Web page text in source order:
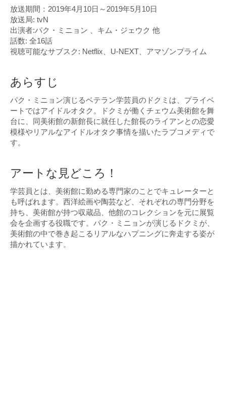
放送期間：2019年4月10日～2019年5月10日
放送局: tvN
出演者:パク・ミニョン 、キム・ジェウク 他
話数: 全16話
視聴可能なサブスク: Netflix、U-NEXT、アマゾンプライム
あらすじ
パク・ミニョン演じるベテラン学芸員のドクミは、プライベ
ートではアイドルオタク。ドクミが働くチェウム美術館を舞
台に、同美術館の新館長に就任した館長のライアンとの恋愛
模様やリアルなアイドルオタク事情を描いたラブコメディで
す。
アートな見どころ！
学芸員とは、美術館に勤める専門家のことでキュレーターと
も呼ばれます。西洋絵画や陶芸など、それぞれの専門分野を
持ち、美術館が持つ収蔵品、他館のコレクションを元に展覧
会を企画する役職です。パク・ミニョンが演じるドクミが、
美術館の中で巻き起こるリアルなハプニングに奔走する姿が
描かれています。